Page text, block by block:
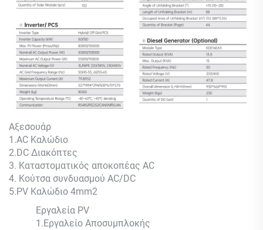
Αξεσουάρ
1.AC Καλώδιο
2.DC Διακόπτες
3. Καταστοματικός αποκοπέας AC
4. Κούτσα συνδυασμού AC/DC
5.PV Καλώδιο 4mm2
Εργαλεία PV
1.Εργαλείο Αποσυμπλοκής